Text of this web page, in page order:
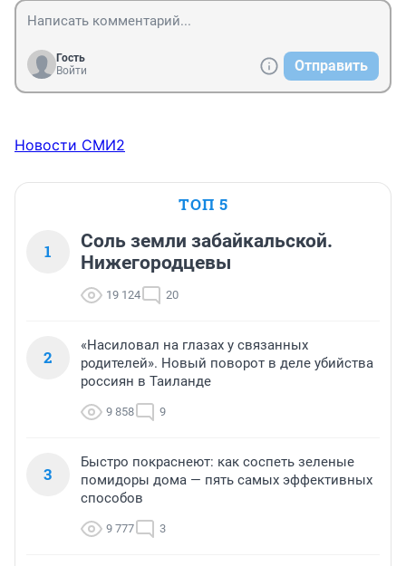
Гость
Войти
Отправить
Новости СМИ2
ТОП 5
1
Соль земли забайкальской.
Нижегородцевы
19 124 20
2
«Насиловал на глазах у связанных
родителей». Новый поворот в деле убийства
россиян в Таиланде
9 858 9
3
Быстро покраснеют: как соспеть зеленые
помидоры дома — пять самых эффективных
способов
9 777 3